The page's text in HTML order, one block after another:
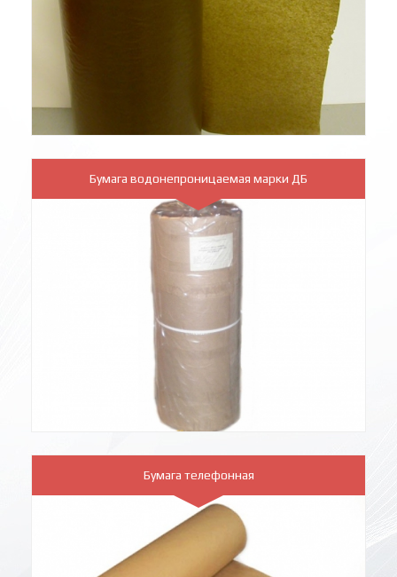
Бумага водонепроницаемая марки ДБ
Бумага телефонная